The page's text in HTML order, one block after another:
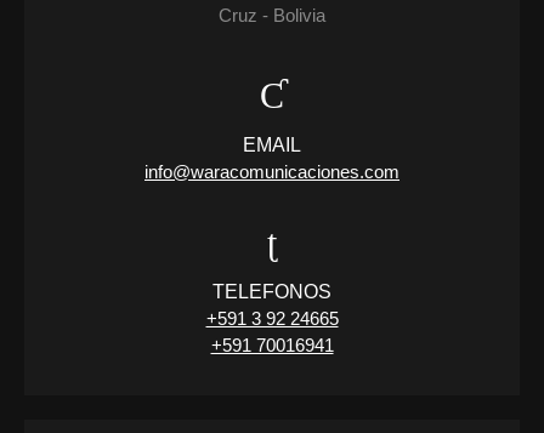
Cruz - Bolivia
EMAIL
info@waracomunicaciones.com
TELEFONOS
+591 3 92 24665
+591 70016941